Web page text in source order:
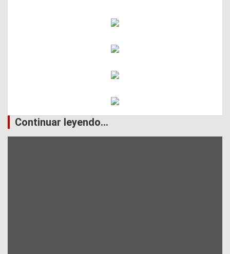
Continuar leyendo...